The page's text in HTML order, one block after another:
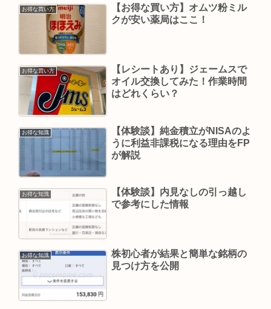
お得な買い方
【お得な買い方】オムツ粉ミル
クが安い薬局はここ！
お得な買い方
【レシートあり】ジェームスで
オイル交換してみた！作業時間
はどれくらい？
お得な知識
【体験談】純金積立がNISAのよ
うに利益非課税になる理由をFP
が解説
お得な知識
【体験談】内見なしの引っ越し
で参考にした情報
お得な知識
株初心者が結果と簡単な銘柄の
見つけ方を公開